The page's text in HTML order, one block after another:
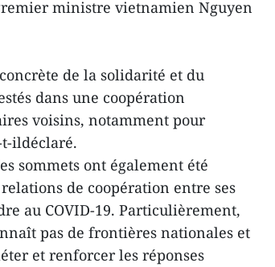
ministre vietnamien Nguyen
de la solidarité et du
dans une coopération
voisins, notamment pour
t-ildéclaré.
sommets ont également été
de coopération entre ses
au COVID-19. Particulièrement,
pas de frontières nationales et
et renforcer les réponses